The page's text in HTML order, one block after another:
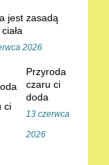
jest zasadą
2026
Przyroda
czaru ci
doda
13 czerwca
2026